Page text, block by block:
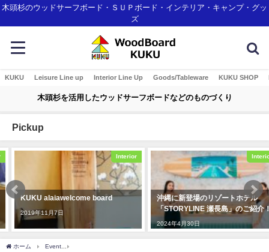
木頭杉のウッドサーフボード・ＳＵＰボード・インテリア・キャンプ・グッ
ズ
KUKU Leisure Line up Interior Line Up Goods/Tableware KUKU SHOP
木頭杉を活用したウッドサーフボードなどのものづくり
Pickup
Interior
KUKU alaiawelcome board
2019年11月7日
Interior
沖縄に新登場のリゾートホテル
「STORYLINE 瀬長島」のご紹介！
2024年4月30日
ホーム Event